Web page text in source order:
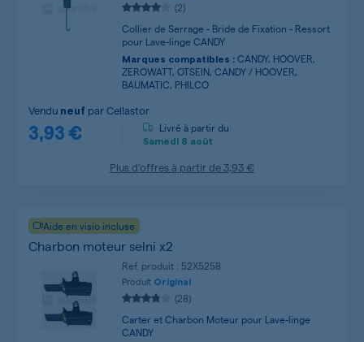
(2)
Collier de Serrage - Bride de Fixation - Ressort
pour Lave-linge CANDY
Marques compatibles : CANDY, HOOVER,
ZEROWATT, OTSEIN, CANDY / HOOVER,
BAUMATIC, PHILCO
3,93 €
Vendu neuf parCellastor
Livré à partir du
Samedi 8 août
Plus d’offres à partir de 3,93 €
Aide en visio incluse
Charbon moteur selni x2
Ref. produit : 52X5258
Produit Original
(28)
Carter et Charbon Moteur pour Lave-linge
CANDY